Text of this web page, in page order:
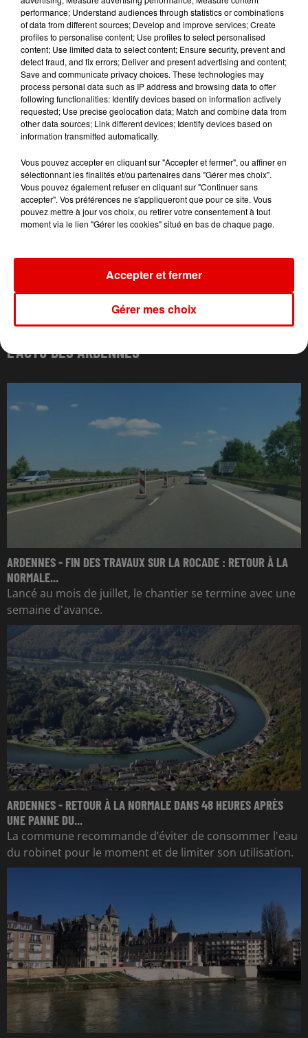
MANESKIN
Supermodel
BEBE REXHA & DAVID
GUETTA
Sad Girls
JUNGELI FEAT. EMMA
Juste Un Peu
L'ACTU DES ARDENNES
ARDENNES - FIN DES TRAVAUX SUR LA ROCADE : RETOUR À LA
NORMALE...
Lancé au mois de juillet, le chantier se termine avec une
semaine d'avance.
ARDENNES - RETOUR À LA NORMALE DANS 48 HEURES APRÈS
UNE PANNE DU...
La commune recommande d’éviter de consommer l'eau
du robinet pour le moment et de limiter son utilisation.
performance; Understand audiences through statistics or combinations
of data from different sources; Develop and improve services; Create
profiles to personalise content; Use profiles to select personalised
content; Use limited data to select content; Ensure security, prevent and
detect fraud, and fix errors; Deliver and present advertising and content;
Save and communicate privacy choices. These technologies may
process personal data such as IP address and browsing data to offer
following functionalities: Identify devices based on information actively
requested; Use precise geolocation data; Match and combine data from
other data sources; Link different devices; Identify devices based on
information transmitted automatically.
Vous pouvez accepter en cliquant sur "Accepter et fermer", ou affiner en
sélectionnant les finalités et/ou partenaires dans "Gérer mes choix".
Vous pouvez également refuser en cliquant sur "Continuer sans
accepter". Vos préférences ne s'appliqueront que pour ce site. Vous
pouvez mettre à jour vos choix, ou retirer votre consentement à tout
moment via le lien "Gérer les cookies" situé en bas de chaque page.
Gérer mes choix
Accepter et fermer